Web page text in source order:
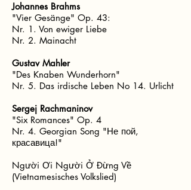
Johannes Brahms
"Vier Gesänge" Op. 43:
Nr. 1. Von ewiger Liebe
Nr. 2. Mainacht
Gustav Mahler
"Des Knaben Wunderhorn"
Nr. 5. Das irdische Leben No 14. Urlicht
Sergej Rachmaninov
"Six Romances" Op. 4
Nr. 4. Georgian Song "Не пой,
красавица!"
Người Ơi Người Ở Đừng Về
(Vietnamesisches Volkslied)